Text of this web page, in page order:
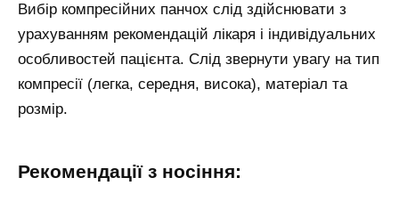
Вибір компресійних панчох слід здійснювати з
урахуванням рекомендацій лікаря і індивідуальних
особливостей пацієнта. Слід звернути увагу на тип
компресії (легка, середня, висока), матеріал та
розмір.
Рекомендації з носіння: